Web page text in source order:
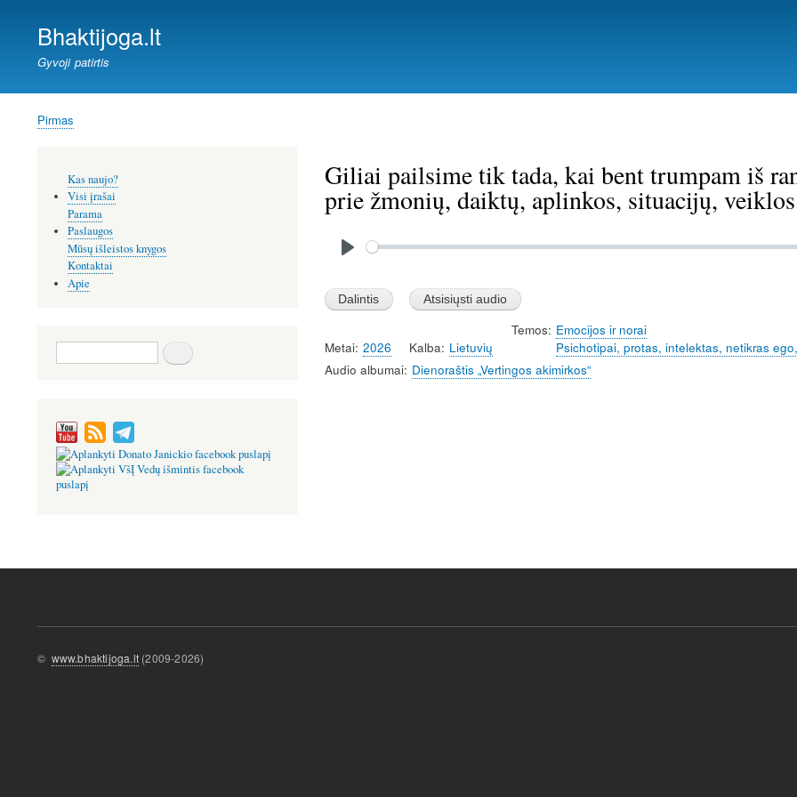
Bhaktijoga.lt
Gyvoji patirtis
Kelias
Pirmas
Giliai pailsime tik tada, kai bent trumpam iš
prie žmonių, daiktų, aplinkos, situacijų,
l
a
Metai 2026 Kalba Lietuvių
Temos Emocijos ir norai
Psichotipai, protas, intelektas, netikras
Audio albumai Dienoraštis „Vertingos akimirkos“
meniu
Kas naujo?
Visi įrašai
Parama
Paslaugos
Mūsų išleistos knygos
Kontaktai
Apie
Paieška
© www.bhaktijoga.lt (2009-2026)